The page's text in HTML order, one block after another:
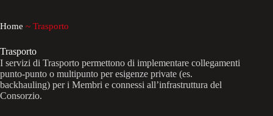
Home ~ Trasporto
Trasporto
I servizi di Trasporto permettono di implementare collegamenti
punto-punto o multipunto per esigenze private (es.
backhauling) per i Membri e connessi all’infrastruttura del
Consorzio.